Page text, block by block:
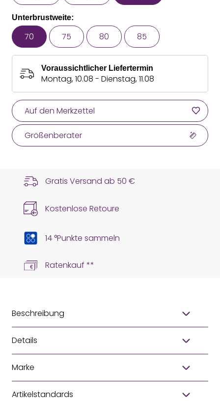
Unterbrustweite:
70 75 80 85
Voraussichtlicher Liefertermin
Montag, 10.08 - Dienstag, 11.08
Auf den Merkzettel
Größenberater
Gratis Versand ab 50 €
Kostenlose Retoure
14 °Punkte sammeln
Ratenkauf **
Beschreibung
Details
Marke
Artikelstandards